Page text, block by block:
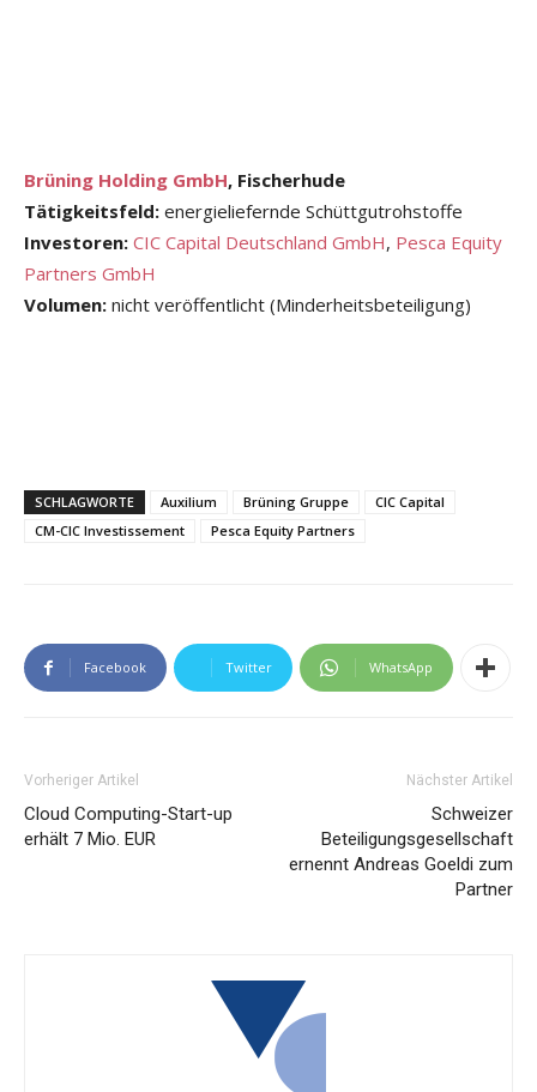
Brüning Holding GmbH, Fischerhude
Tätigkeitsfeld: energieliefernde Schüttgutrohstoffe
Investoren: CIC Capital Deutschland GmbH, Pesca Equity
Partners GmbH
Volumen: nicht veröffentlicht (Minderheitsbeteiligung)
SCHLAGWORTE Auxilium Brüning Gruppe
CIC Capital
CM-CIC Investissement
Pesca Equity Partners
Facebook Twitter WhatsApp
Vorheriger Artikel
Cloud Computing-Start-up
erhält 7 Mio. EUR
Nächster Artikel
Schweizer
Beteiligungsgesellschaft
ernennt Andreas Goeldi zum
Partner